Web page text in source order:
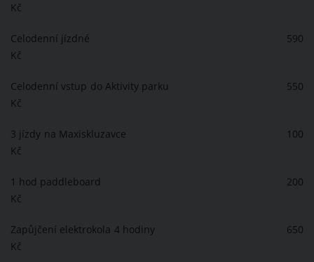
Kč
Celodenní jízdné 590
Kč
Celodenní vstup do Aktivity parku 550
Kč
3 jízdy na Maxiskluzavce 100
Kč
1 hod paddleboard 200
Kč
Zapůjčení elektrokola 4 hodiny 650
Kč